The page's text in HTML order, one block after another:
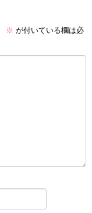
※ が付いている欄は必